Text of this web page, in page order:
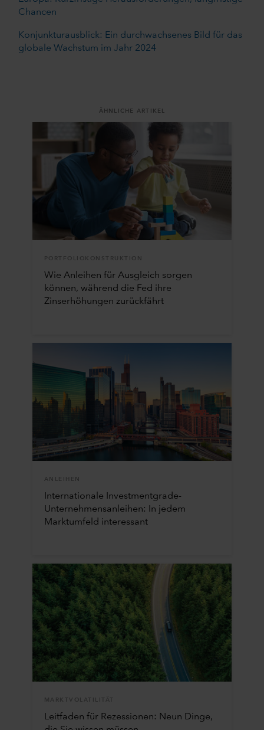
Chancen
Konjunkturausblick: Ein durchwachsenes Bild für das
globale Wachstum im Jahr 2024
ÄHNLICHE ARTIKEL
PORTFOLIOKONSTRUKTION
Wie Anleihen für Ausgleich sorgen
können, während die Fed ihre
Zinserhöhungen zurückfährt
ANLEIHEN
Internationale Investmentgrade-
Unternehmensanleihen: In jedem
Marktumfeld interessant
MARKTVOLATILITÄT
Leitfaden für Rezessionen: Neun Dinge,